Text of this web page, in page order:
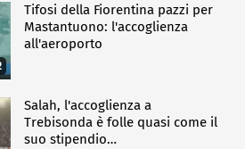
Tifosi della Fiorentina pazzi per
Mastantuono: l'accoglienza
all'aeroporto
Salah, l'accoglienza a
Trebisonda è folle quasi come il
suo stipendio…